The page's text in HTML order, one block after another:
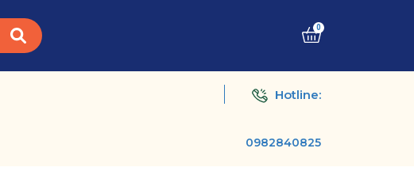
0
Hotline:
0982840825